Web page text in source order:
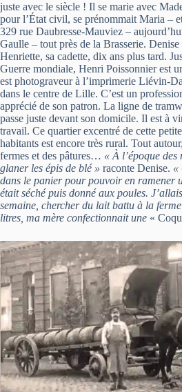
juste avec le siècle ! Il se marie avec
pour l’État civil, se prénommait Maria –
329 rue Daubresse-Mauviez –
Gaulle – tout près de la Brasserie.
Henriette, sa cadette, dix ans plus tard.
Guerre mondiale, Henri Poissonnier est
est photograveur à l’imprimerie Liévin-
dans le centre de Lille. C’est un
apprécié de son patron. La ligne de
passe juste devant son domicile. Il est à
travail. Ce quartier excentré de cette
habitants est encore très rural. Tout
fermes et des pâtures… « À l’époque des
glaner les épis de blé » raconte Denise. «
dans le panier pour pouvoir en ramener
était séché puis donné aux poules.
semaine, chercher du lait battu à la
litres, ma mère confectionnait une «